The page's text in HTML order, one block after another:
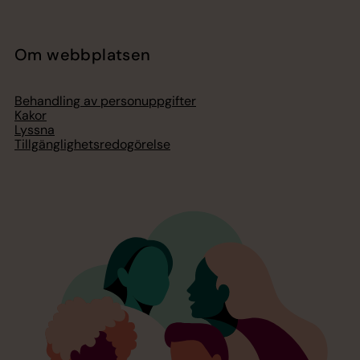
Om webbplatsen
Behandling av personuppgifter
Kakor
Lyssna
Tillgänglighetsredogörelse